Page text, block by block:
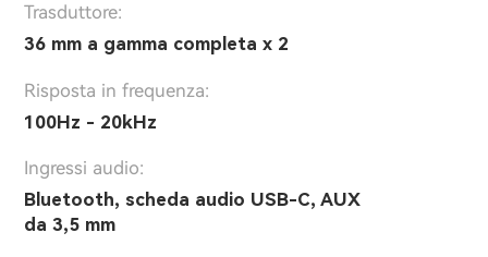
Trasduttore:
36 mm a gamma completa x 2
Risposta in frequenza:
100Hz - 20kHz
Ingressi audio:
Bluetooth, scheda audio USB-C, AUX
da 3,5 mm